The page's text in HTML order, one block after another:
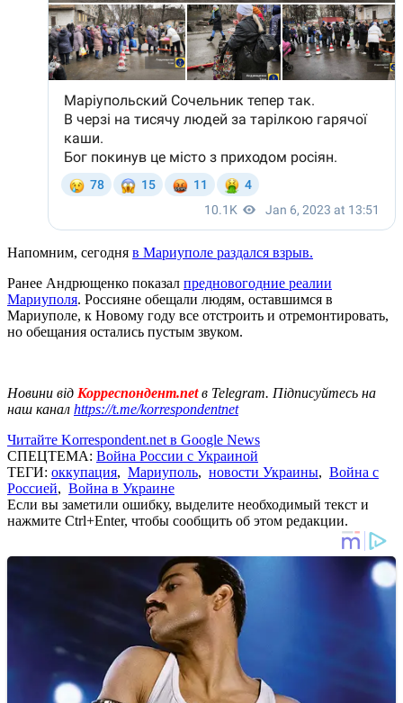
Напомним, сегодня в Мариуполе раздался взрыв.
Ранее Андрющенко показал предновогодние реалии
Мариуполя. Россияне обещали людям, оставшимся в
Мариуполе, к Новому году все отстроить и отремонтировать,
но обещания остались пустым звуком.
Новини від Корреспондент.netв Telegram. Підписуйтесь на
наш канал https://t.me/korrespondentnet
Читайте Korrespondent.net в Google News
СПЕЦТЕМА: Война России с Украиной
ТЕГИ: оккупация, Мариуполь, новости Украины, Война с
Россией, Война в Украине
Если вы заметили ошибку, выделите необходимый текст и
нажмите Ctrl+Enter, чтобы сообщить об этом редакции.